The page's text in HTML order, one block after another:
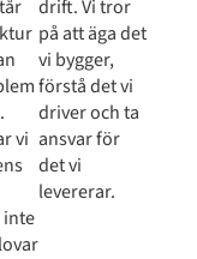
vi
inte
drift. Vi tror
på att äga det
vi bygger,
förstå det vi
driver och ta
ansvar för
det vi
levererar.